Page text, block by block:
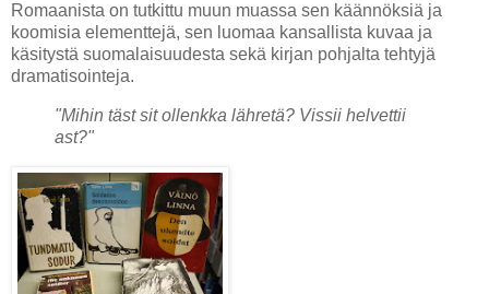
Romaanista on tutkittu muun muassa sen käännöksiä ja
koomisia elementtejä, sen luomaa kansallista kuvaa ja
käsitystä suomalaisuudesta sekä kirjan pohjalta tehtyjä
dramatisointeja.
"Mihin täst sit ollenkka lähretä? Vissii helvettii
ast?"